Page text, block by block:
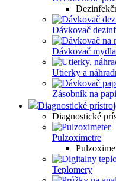
Dávkovač
Dávkovač mydla
Utierky a
Zásobník na
Diagnostické
Diagnostické
Pulzoximetre
Teplomery